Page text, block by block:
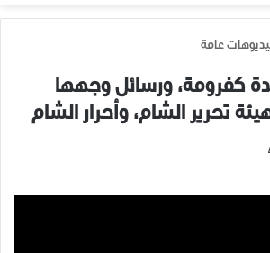
عامة
كفرومة، ورسائل وجهها
تحرير الشام، وأحرار الشام